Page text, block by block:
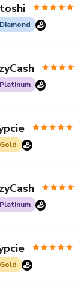
Diamond
Platinum
Gold
Platinum
Gold